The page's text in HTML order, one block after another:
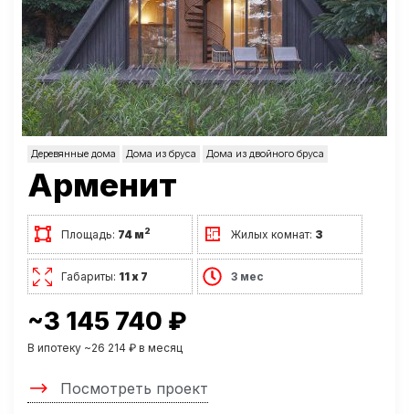
Деревянные дома Дома из бруса Дома из двойного бруса
Арменит
Площадь: 74 м2 Жилых комнат: 3
Габариты: 11 х 7 3 мес
~3 145 740 ₽
В ипотеку ~26 214 ₽ в месяц
Посмотреть проект